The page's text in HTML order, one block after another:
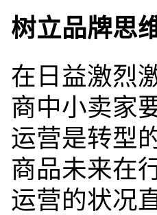
树立品牌思维
在日益激烈
商中小卖家
运营是转型
商品未来在
运营的状况